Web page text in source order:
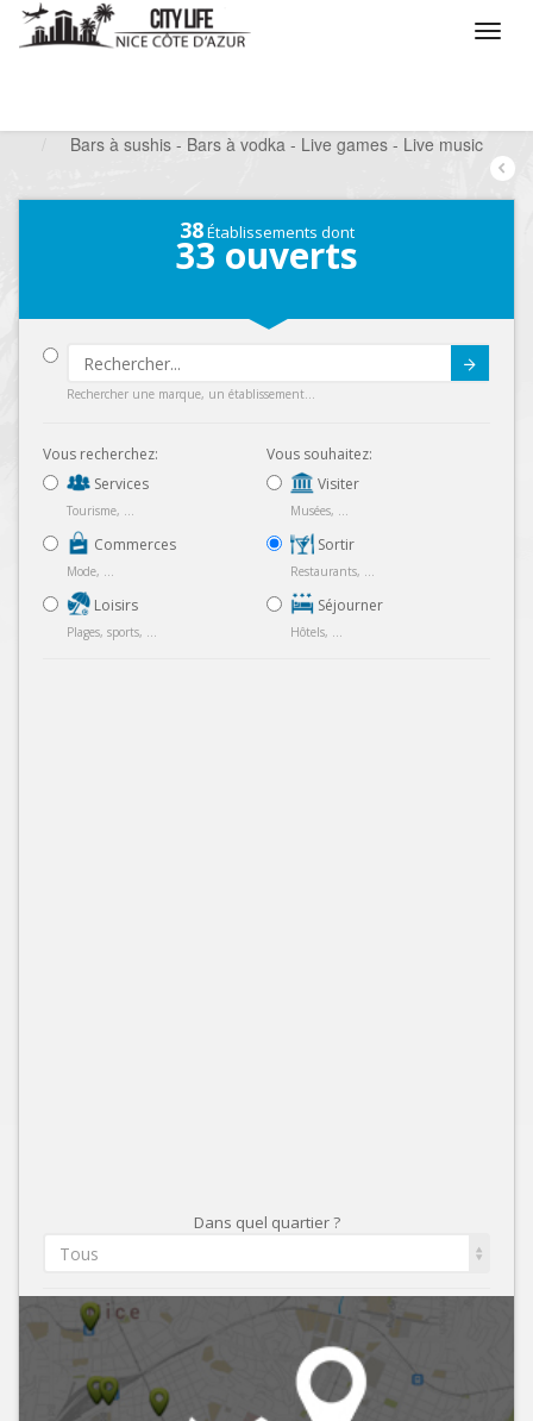
Bars à sushis - Bars à vodka - Live games - Live music
38Établissements dont
33 ouverts
Rechercher une marque, un établissement...
Vous recherchez:
Services
Tourisme, ...
Commerces
Mode, ...
Loisirs
Plages, sports, ...
Vous souhaitez:
Visiter
Musées, ...
Sortir
Restaurants, ...
Séjourner
Hôtels, ...
Dans quel quartier ?
Tous